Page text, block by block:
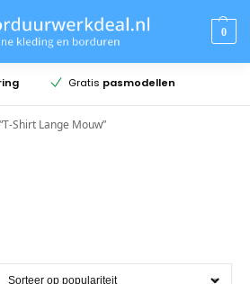
0
Gratis pasmodellen
Shirt Lange Mouw”